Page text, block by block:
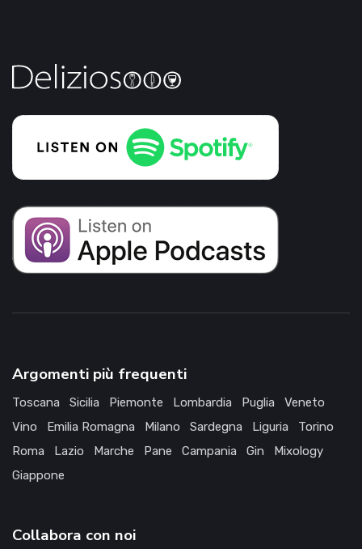
Argomenti più frequenti
Toscana Sicilia Piemonte Lombardia Puglia
Veneto
Vino
Emilia Romagna Milano Sardegna Liguria
Torino
Roma
Lazio Marche Pane Campania Gin
Mixology
Giappone
Collabora con noi